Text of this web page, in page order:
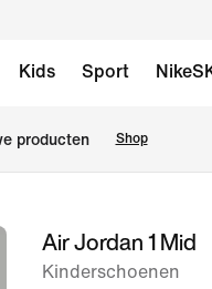
Kids Sport
producten Shop
afbeelding
Air Jordan 1 Mid
Kinderschoenen